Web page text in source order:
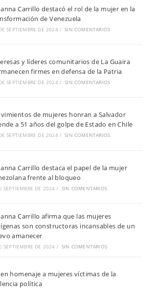
Carrillo destacó el rol de la mujer en la
de Venezuela
SEPTIEMBRE DE 2024 / SIN COMENTARIOS
y líderes comunitarios de La Guaira
firmes en defensa de la Patria
SEPTIEMBRE DE 2024 / SIN COMENTARIOS
de mujeres honran a Salvador
a 51 años del golpe de Estado en Chile
SEPTIEMBRE DE 2024 / SIN COMENTARIOS
Carrillo destaca el papel de la mujer
frente al bloqueo
SEPTIEMBRE DE 2024 / SIN COMENTARIOS
Carrillo afirma que las mujeres
son constructoras incansables de un
amanecer
SEPTIEMBRE DE 2024 / SIN COMENTARIOS
homenaje a mujeres víctimas de la
política